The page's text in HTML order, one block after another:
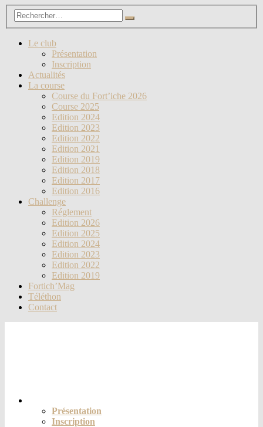
Le club
Présentation
Inscription
Actualités
La course
Course du Fort’iche 2026
Course 2025
Edition 2024
Edition 2023
Edition 2022
Edition 2021
Edition 2019
Edition 2018
Edition 2017
Edition 2016
Challenge
Réglement
Edition 2026
Edition 2025
Edition 2024
Edition 2023
Edition 2022
Edition 2019
Fortich’Mag
Téléthon
Contact
Présentation
Inscription